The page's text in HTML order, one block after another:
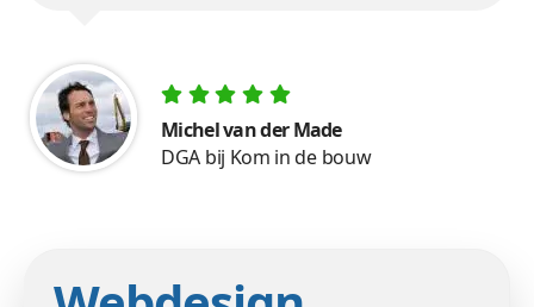
Michel van der Made
DGA bij Kom in de bouw